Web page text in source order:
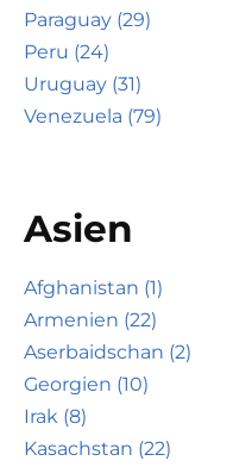
Paraguay (29)
Peru (24)
Uruguay (31)
Venezuela (79)
Asien
Afghanistan (1)
Armenien (22)
Aserbaidschan (2)
Georgien (10)
Irak (8)
Kasachstan (22)